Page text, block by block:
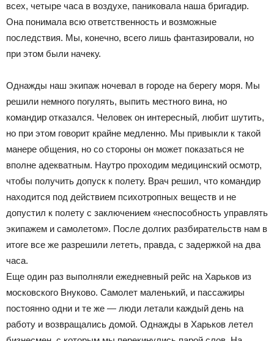
всех, четыре часа в воздухе, паниковала наша бригадир.
Она понимала всю ответственность и возможные
последствия. Мы, конечно, всего лишь фантазировали, но
при этом были начеку.
Однажды наш экипаж ночевал в городе на берегу моря. Мы
решили немного погулять, выпить местного вина, но
командир отказался. Человек он интересный, любит шутить,
но при этом говорит крайне медленно. Мы привыкли к такой
манере общения, но со стороны он может показаться не
вполне адекватным. Наутро проходим медицинский осмотр,
чтобы получить допуск к полету. Врач решил, что командир
находится под действием психотропных веществ и не
допустил к полету с заключением «неспособность управлять
экипажем и самолетом». После долгих разбирательств нам в
итоге все же разрешили лететь, правда, с задержкой на два
часа.
Еще один раз выполняли ежедневный рейс на Харьков из
московского Внуково. Самолет маленький, и пассажиры
постоянно одни и те же — люди летали каждый день на
работу и возвращались домой. Однажды в Харьков летел